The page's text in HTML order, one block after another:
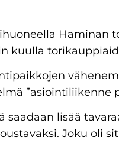
Haminan
kuulla
”asiointiliikenne
saadaan lisää
Joku oli